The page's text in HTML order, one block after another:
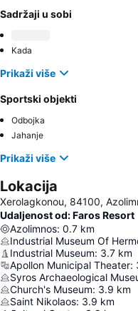
Sadržaji u sobi
Kada
Prikaži više
Sportski objekti
Odbojka
Jahanje
Prikaži više
Lokacija
Xerolagkonou, 84100,
Udaljenost od: Faros Resort
Azolimnos: 0.7 km
Industrial Museum Of
Industrial Museum: 3.7 km
Apollon Municipal Theater:
Syros Archaeological
Church's Museum: 3.9 km
Saint Nikolaos: 3.9 km